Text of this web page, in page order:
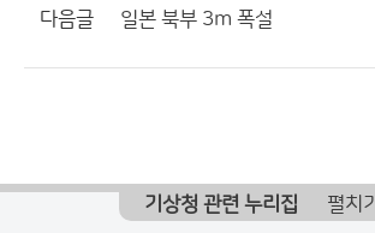
다음글 일본 북부 3m 폭설
기상청 관련 누리집 펼치기